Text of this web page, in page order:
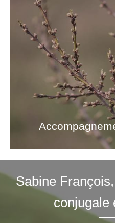
Sabine
conjugale